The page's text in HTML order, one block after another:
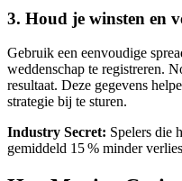
3. Houd je winsten en
Gebruik een eenvoudige
weddenschap te registreren.
resultaat. Deze gegevens
strategie bij te sturen.
Industry Secret: Spelers die
gemiddeld 15 % minder